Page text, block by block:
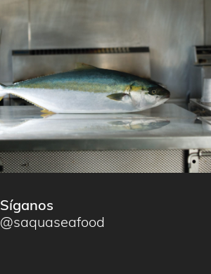
Síganos
@saquaseafood